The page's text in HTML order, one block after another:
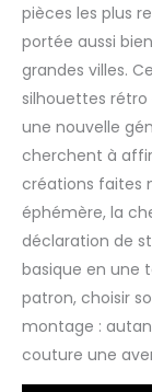
pièces les plus
portée aussi
grandes villes.
silhouettes rétro
une nouvelle
cherchent à
créations faites
éphémère, la
déclaration de
basique en une
patron, choisir
montage :
couture une